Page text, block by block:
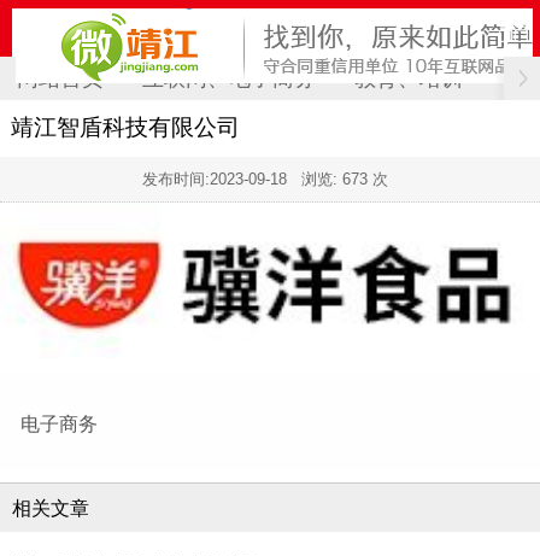
网站首页 互联网、电子商务 教育、培训 计
靖江智盾科技有限公司
发布时间:2023-09-18 浏览: 673 次
电子商务
相关文章